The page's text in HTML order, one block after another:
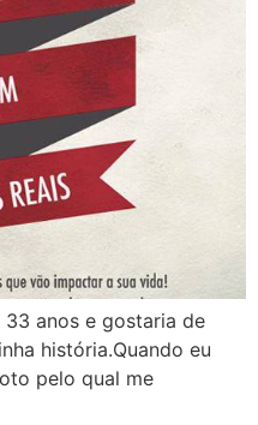
33 anos e gostaria de
história.Quando eu
pelo qual me